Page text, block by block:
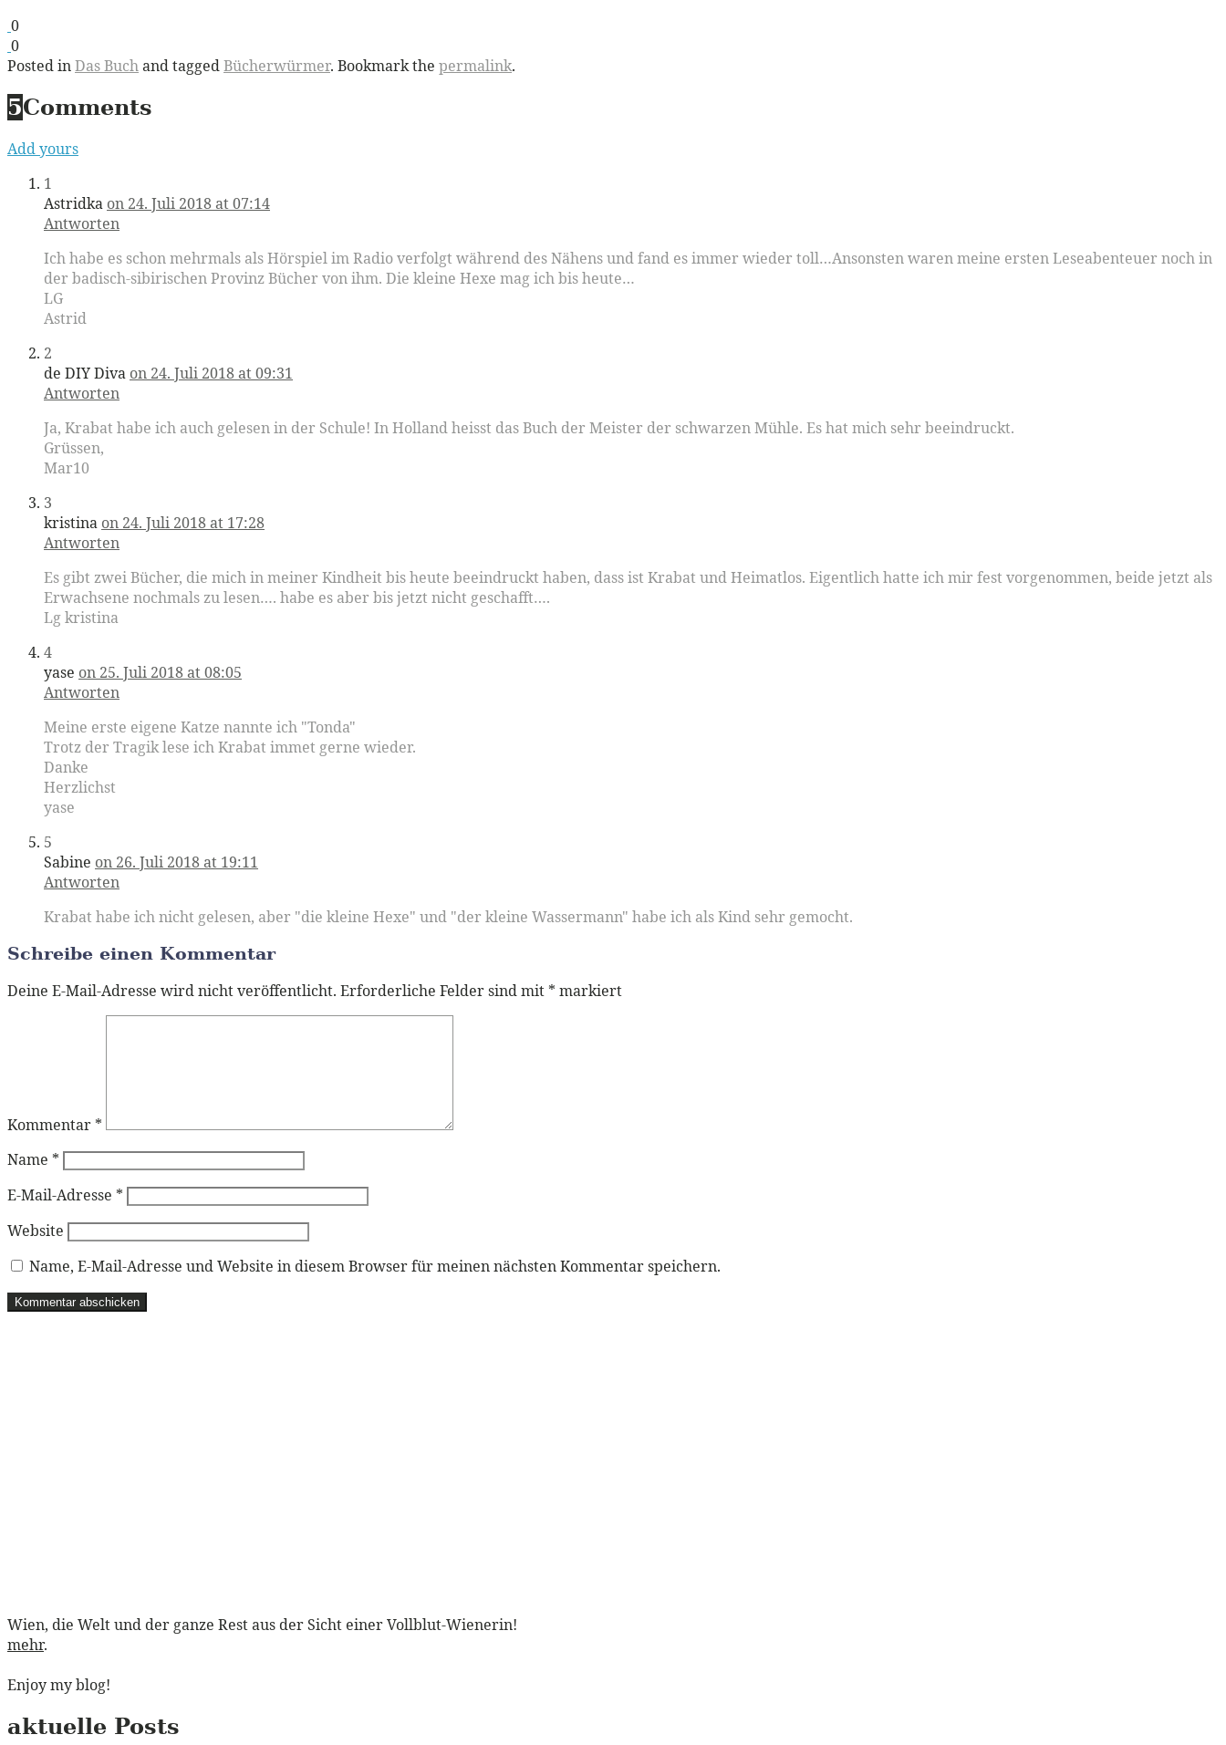
0
0
Posted inDas Buchand taggedBücherwürmer. Bookmark the permalink.
5Comments
Add yours
1
Astridka on 24. Juli 2018 at 07:14
Antworten
Ich habe es schon mehrmals als Hörspiel im Radio verfolgt während des Nähens und fand es immer wieder toll…Ansonsten waren meine ersten Leseabenteuer noch in
der badisch-sibirischen Provinz Bücher von ihm. Die kleine Hexe mag ich bis heute…
LG
Astrid
2
de DIY Diva on 24. Juli 2018 at 09:31
Antworten
Ja, Krabat habe ich auch gelesen in der Schule! In Holland heisst das Buch der Meister der schwarzen Mühle. Es hat mich sehr beeindruckt.
Grüssen,
Mar10
3
kristina on 24. Juli 2018 at 17:28
Antworten
Es gibt zwei Bücher, die mich in meiner Kindheit bis heute beeindruckt haben, dass ist Krabat und Heimatlos. Eigentlich hatte ich mir fest vorgenommen, beide jetzt als
Erwachsene nochmals zu lesen…. habe es aber bis jetzt nicht geschafft….
Lg kristina
4
yase on 25. Juli 2018 at 08:05
Antworten
Meine erste eigene Katze nannte ich "Tonda"
Trotz der Tragik lese ich Krabat immet gerne wieder.
Danke
Herzlichst
yase
5
Sabine on 26. Juli 2018 at 19:11
Antworten
Krabat habe ich nicht gelesen, aber "die kleine Hexe" und "der kleine Wassermann" habe ich als Kind sehr gemocht.
Schreibe einen Kommentar
Deine E-Mail-Adresse wird nicht veröffentlicht. Erforderliche Felder sind mit * markiert
Kommentar *
Name *
E-Mail-Adresse *
Website
Name, E-Mail-Adresse und Website in diesem Browser für meinen nächsten Kommentar speichern.
Wien, die Welt und der ganze Rest aus der Sicht einer Vollblut-Wienerin!
mehr.
Enjoy my blog!
aktuelle Posts